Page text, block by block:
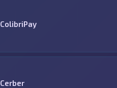
ColibriPay
Cerber